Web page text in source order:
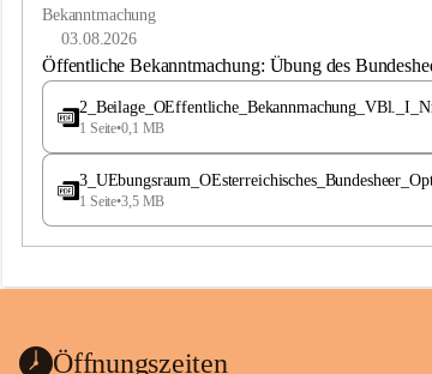
e
a
Bekanntmachung
03.08.2026
Öffentliche Bekanntmachung: Übung des
1 Seite•0,1 MB
1 Seite•3,5 MB
Öffnungszeiten